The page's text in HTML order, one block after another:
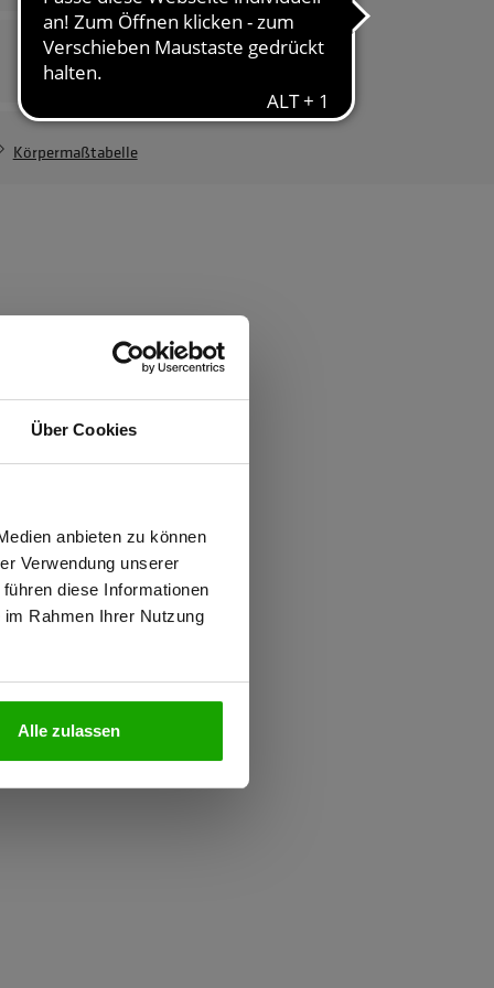
Über Cookies
anbieten zu können
Verwendung unserer
diese Informationen
Rahmen Ihrer Nutzung
Alle zulassen
Damenvariante
Mit-Arbeiter Weste
Körpermaßtabelle